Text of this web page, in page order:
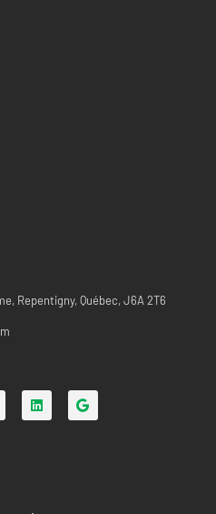
Repentigny, Québec, J6A 2T6